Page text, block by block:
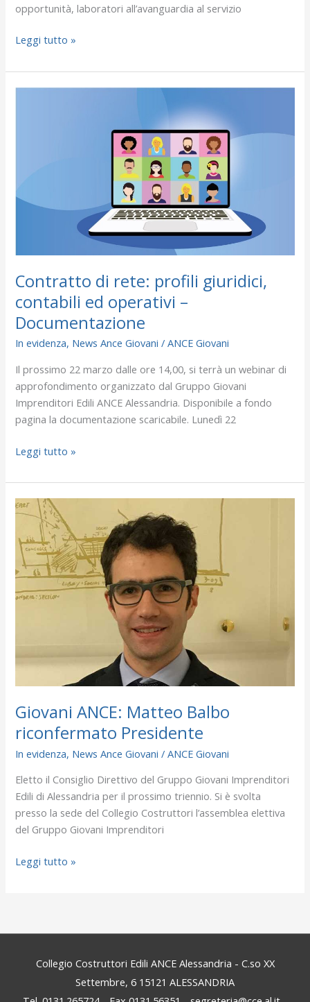
opportunità, laboratori all’avanguardia al servizio
Leggi tutto »
Contratto di rete: profili giuridici,
contabili ed operativi –
Documentazione
In evidenza, News Ance Giovani /ANCE Giovani
Il prossimo 22 marzo dalle ore 14,00, si terrà un webinar di
approfondimento organizzato dal Gruppo Giovani
Imprenditori Edili ANCE Alessandria. Disponibile a fondo
pagina la documentazione scaricabile. Lunedì 22
contabili
ed
operativi
Leggi tutto »
Giovani ANCE: Matteo Balbo
riconfermato Presidente
In evidenza, News Ance Giovani /ANCE Giovani
Eletto il Consiglio Direttivo del Gruppo Giovani Imprenditori
Edili di Alessandria per il prossimo triennio. Si è svolta
presso la sede del Collegio Costruttori l’assemblea elettiva
del Gruppo Giovani Imprenditori
Giovani
ANCE:
Matteo
Balbo
riconfermato
Presidente
Leggi tutto »
Collegio Costruttori Edili ANCE Alessandria - C.so XX
Settembre, 6 15121 ALESSANDRIA